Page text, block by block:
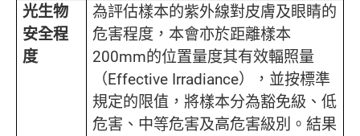
光生物
安全程
度
為評估樣本的紫外線對皮膚及眼睛的
危害程度，本會亦於距離樣本
200mm的位置量度其有效輻照量
（Effective Irradiance），並按標準
規定的限值，將樣本分為豁免級、低
危害、中等危害及高危害級別。結果